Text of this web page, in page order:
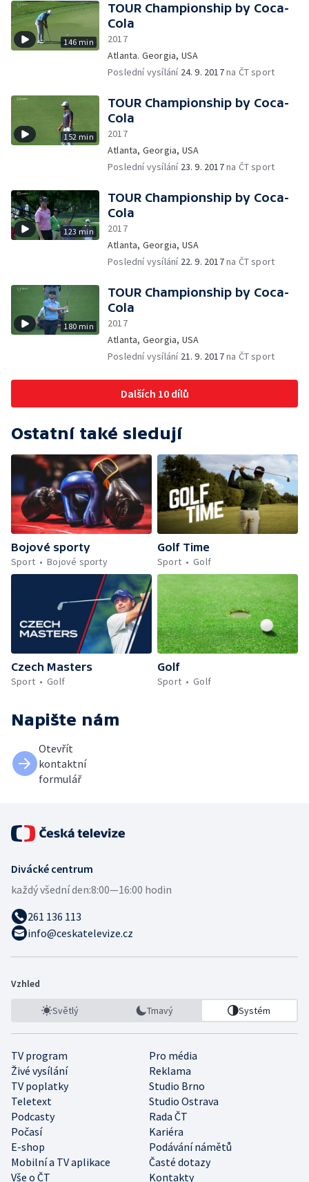
146 min
TOUR Championship by Coca-
Cola
2017
Atlanta. Georgia, USA
Poslední vysílání 24. 9. 2017na ČT sport
152 min
TOUR Championship by Coca-
Cola
2017
Atlanta, Georgia, USA
Poslední vysílání 23. 9. 2017na ČT sport
123 min
TOUR Championship by Coca-
Cola
2017
Atlanta, Georgia, USA
Poslední vysílání 22. 9. 2017na ČT sport
180 min
TOUR Championship by Coca-
Cola
2017
Atlanta, Georgia, USA
Poslední vysílání 21. 9. 2017na ČT sport
Dalších 10 dílů
Ostatní také sledují
Bojové sporty
Sport
Bojové sporty
Golf Time
Sport
Golf
Czech Masters
Sport
Golf
Golf
Sport
Golf
Napište nám
Otevřít
kontaktní
formulář
Divácké centrum
každý všední den:8:00—16:00 hodin
261 136 113
info@ceskatelevize.cz
Vzhled
Světlý Tmavý Systém
TV program
Pro média
Živé vysílání
Reklama
TV poplatky
Studio Brno
Teletext
Studio Ostrava
Podcasty
Rada ČT
Počasí
Kariéra
E-shop
Podávání námětů
Mobilní a TV aplikace
Časté dotazy
Vše o ČT
Kontakty